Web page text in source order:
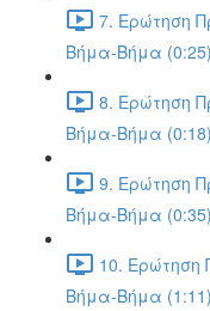
7. Ερώτηση
Βήμα-Βήμα (0:25)
8. Ερώτηση
Βήμα-Βήμα (0:18)
9. Ερώτηση
Βήμα-Βήμα (0:35)
10. Ερώτηση
Βήμα-Βήμα (1:11)